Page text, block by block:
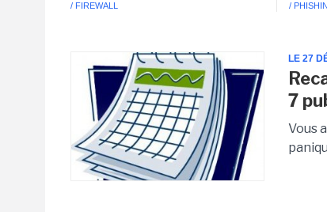
/ FIREWALL
/
LE 27
7
Vous